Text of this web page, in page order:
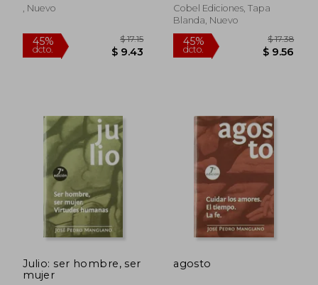
dcto. dcto.
Edition)
, Nuevo
Cobel Ediciones, Tapa
Blanda, Nuevo
Julio: ser hombre, ser
mujer
agosto